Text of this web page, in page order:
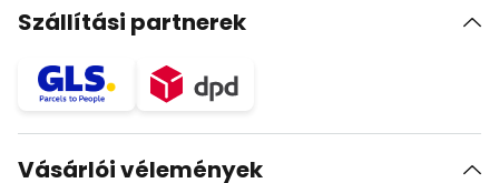
Szállítási partnerek
Vásárlói vélemények